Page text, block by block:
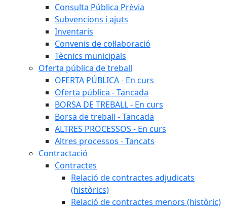
Consulta Pública Prèvia
Subvencions i ajuts
Inventaris
Convenis de col·laboració
Tècnics municipals
Oferta pública de treball
OFERTA PÚBLICA - En curs
Oferta pública - Tancada
BORSA DE TREBALL - En curs
Borsa de treball - Tancada
ALTRES PROCESSOS - En curs
Altres processos - Tancats
Contractació
Contractes
Relació de contractes adjudicats
(històrics)
Relació de contractes menors (històric)